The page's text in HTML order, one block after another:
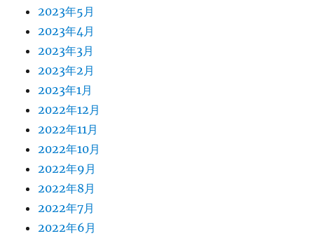
2023年5月
2023年4月
2023年3月
2023年2月
2023年1月
2022年12月
2022年11月
2022年10月
2022年9月
2022年8月
2022年7月
2022年6月